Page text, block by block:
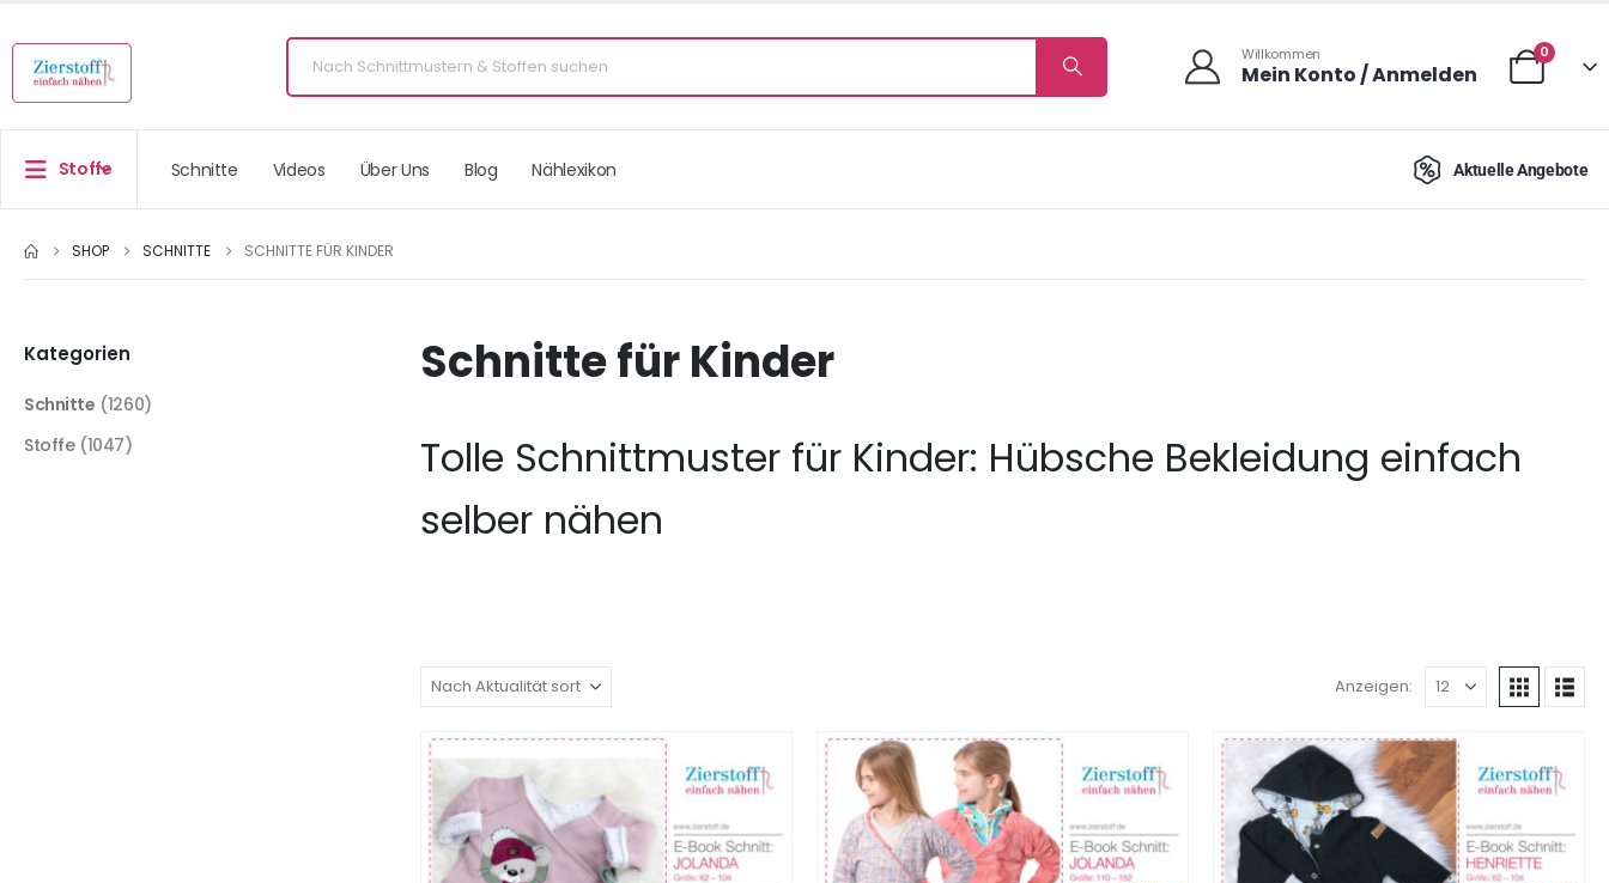
Willkommen
Mein Konto / Anmelden
0
Stoffe Schnitte Videos Über Uns Blog Nählexikon Aktuelle Angebote
SHOP SCHNITTE SCHNITTE FÜR KINDER
Schnitte für Kinder
Tolle Schnittmuster für Kinder: Hübsche Bekleidung einfach
selber nähen
Anzeigen:
Kategorien
Schnitte (1260)
Stoffe (1047)